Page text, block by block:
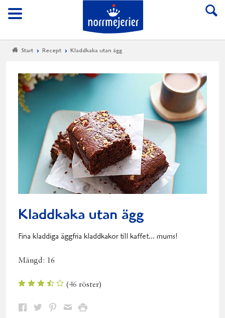
Meny
Till Norrmejerier
Start Recept Kladdkaka utan ägg
Kladdkaka utan ägg
Fina kladdiga äggfria kladdkakor till kaffet... mums!
Mängd: 16
(46 röster)
Dela Dela Dela DelaSkriv